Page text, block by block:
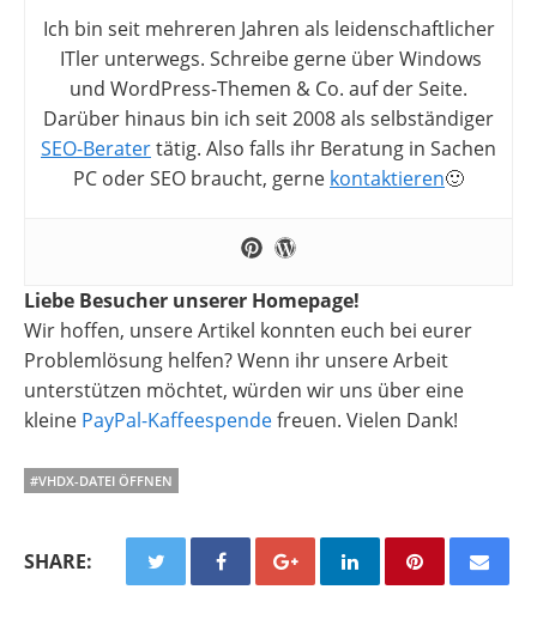
Ich bin seit mehreren Jahren als leidenschaftlicher
ITler unterwegs. Schreibe gerne über Windows
und WordPress-Themen & Co. auf der Seite.
Darüber hinaus bin ich seit 2008 als selbständiger
SEO-Beratertätig. Also falls ihr Beratung in Sachen
PC oder SEO braucht, gerne kontaktieren🙂
Liebe Besucher unserer Homepage!
Wir hoffen, unsere Artikel konnten euch bei eurer
Problemlösung helfen? Wenn ihr unsere Arbeit
unterstützen möchtet, würden wir uns über eine
kleine PayPal-Kaffeespendefreuen. Vielen Dank!
#VHDX-DATEI ÖFFNEN
SHARE: